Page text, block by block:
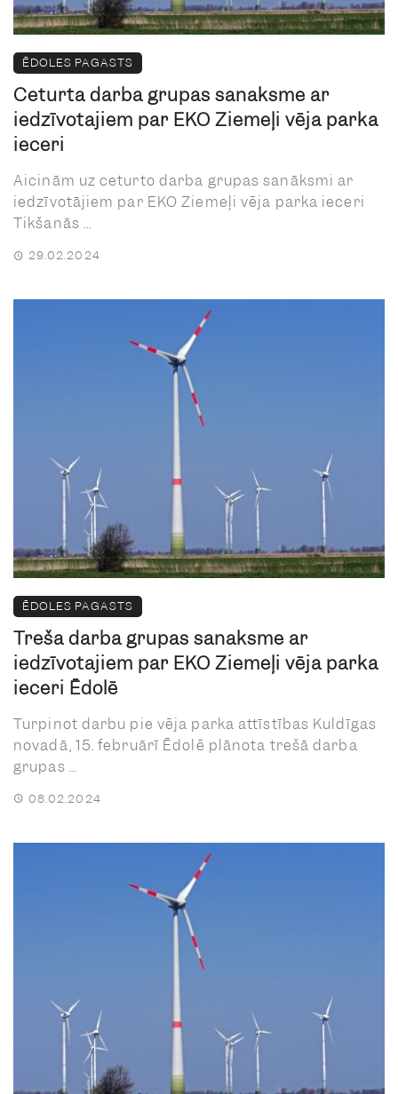
ĒDOLES PAGASTS
Ceturtā darba grupas sanāksme ar
iedzīvotājiem par EKO Ziemeļi vēja parka
ieceri
Aicinām uz ceturto darba grupas sanāksmi ar
iedzīvotājiem par EKO Ziemeļi vēja parka ieceri
Tikšanās ...
29.02.2024
ĒDOLES PAGASTS
Trešā darba grupas sanāksme ar
iedzīvotājiem par EKO Ziemeļi vēja parka
ieceri Ēdolē
Turpinot darbu pie vēja parka attīstības Kuldīgas
novadā, 15. februārī Ēdolē plānota trešā darba
grupas ...
08.02.2024